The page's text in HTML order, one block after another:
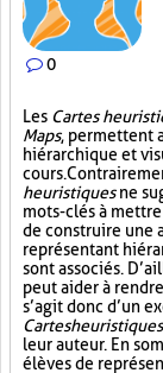
0
Les Cartes
Maps, permettent
hiérarchique et
cours.
heuristiquesne
mots-clés à
de construire une
représentant
sont associés.
peut aider à
s’agit donc d’un
Cartes heuristiques
leur auteur. En
élèves de